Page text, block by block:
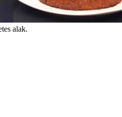
alak.